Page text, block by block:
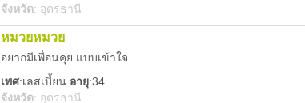
จังหวัด: อุดรธานี
หมวยหมวย
อยากมีเพื่อนคุย แบบเข้าใจ
เพศ:เลสเบี้ยน อายุ:34
จังหวัด: อุดรธานี